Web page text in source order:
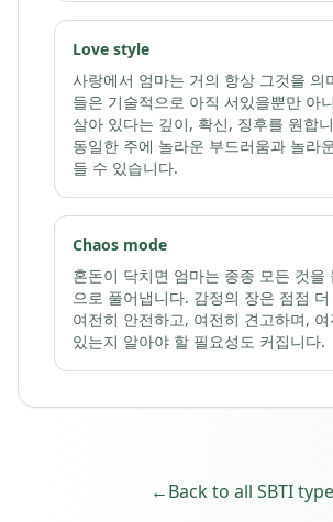
Love style
사랑에서 엄마는 거의 항상 그것을 의
들은 기술적으로 아직 서있을뿐만 아
살아 있다는 깊이, 확신, 징후를 원합
동일한 주에 놀라운 부드러움과 놀라
들 수 있습니다.
Chaos mode
혼돈이 닥치면 엄마는 종종 모든 것을
으로 풀어냅니다. 감정의 장은 점점
여전히 안전하고, 여전히 견고하며,
있는지 알아야 할 필요성도 커집니다.
←Back to all SBTI